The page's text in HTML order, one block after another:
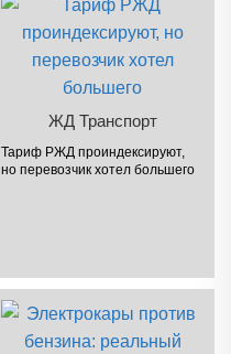
ЖД Транспорт
Тариф РЖД проиндексируют,
но перевозчик хотел большего